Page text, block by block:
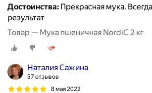
Достоинства: Прекрасная мука.
результат
Товар — Мука пшеничная NordiC 2 кг
Наталия Сажина
57 отзывов
8 мая 2022